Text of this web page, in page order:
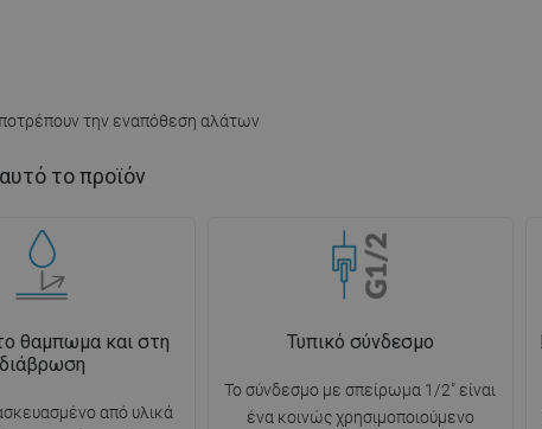
την εναπόθεση αλάτων
το προϊόν
θαμπωμα και στη
διάβρωση
από υλικά
Τυπικό σύνδεσμο
Το σύνδεσμο με σπείρωμα 1/2" είναι
ένα κοινώς χρησιμοποιούμενο